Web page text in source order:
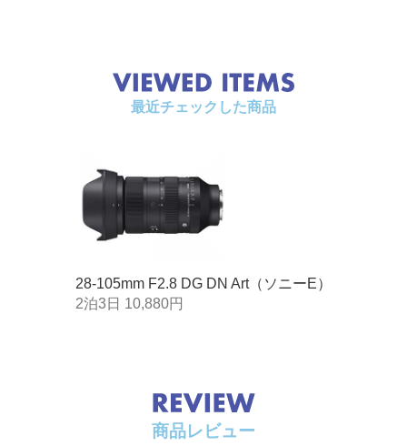
最近チェックした商品
28-105mm F2.8 DG DN Art（ソニーE）
2泊3日 10,880円
商品レビュー